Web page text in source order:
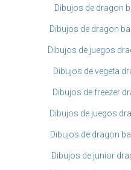
Dibujos de dragon
Dibujos de dragon
Dibujos de juegos
Dibujos de vegeta
Dibujos de freezer
Dibujos de juegos
Dibujos de dragon
Dibujos de junior